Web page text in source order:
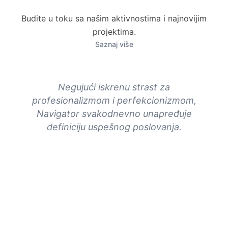
Budite u toku sa našim aktivnostima i najnovijim
projektima.
Saznaj više
Negujući iskrenu strast za
profesionalizmom i perfekcionizmom,
Navigator svakodnevno unapređuje
definiciju uspešnog poslovanja.